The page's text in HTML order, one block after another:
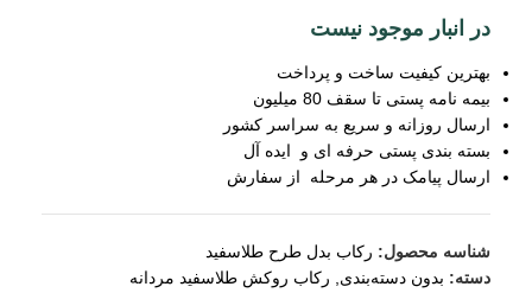
در انبار موجود نیست
بهترین کیفیت ساخت و پرداخت
بیمه نامه پستی تا سقف 80 میلیون
ارسال روزانه و سریع به سراسر کشور
بسته بندی پستی حرفه ای و ایده آل
ارسال پیامک در هر مرحله از سفارش
شناسه محصول: رکاب بدل طرح طلاسفید
دسته: بدون دسته‌بندی, رکاب روکش طلاسفید مردانه